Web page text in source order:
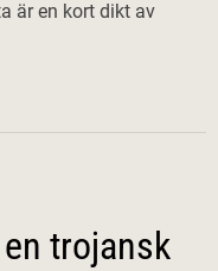
är en kort dikt av
trojansk